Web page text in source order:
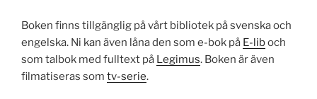
Boken finns tillgänglig på vårt bibliotek på svenska och
engelska. Ni kan även låna den som e-bok på E-liboch
som talbok med fulltext på Legimus. Boken är även
filmatiseras som tv-serie.